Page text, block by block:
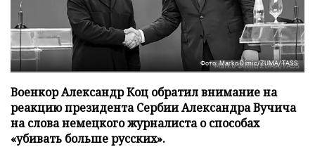
Фото: Marko Dimic/ZUMA/TASS
Военкор Александр Коц обратил внимание на
реакцию президента Сербии Александра Вучича
на слова немецкого журналиста о способах
«убивать больше русских».